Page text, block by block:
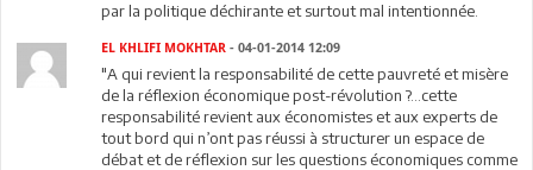
par la politique déchirante et surtout mal intentionnée.
EL KHLIFI MOKHTAR - 04-01-2014 12:09
"A qui revient la responsabilité de cette pauvreté et misère
de la réflexion économique post-révolution ?...cette
responsabilité revient aux économistes et aux experts de
tout bord qui n’ont pas réussi à structurer un espace de
débat et de réflexion sur les questions économiques comme